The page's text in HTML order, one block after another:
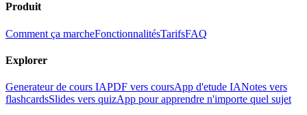
Produit
Comment ça marcheFonctionnalitésTarifsFAQ
Explorer
Generateur de cours IAPDF vers coursApp d'etude IANotes vers
flashcardsSlides vers quizApp pour apprendre n'importe quel sujet